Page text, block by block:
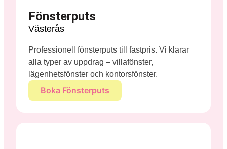
Fönsterputs
Västerås
Professionell fönsterputs till fastpris. Vi klarar
alla typer av uppdrag – villafönster,
lägenhetsfönster och kontorsfönster.
Boka Fönsterputs